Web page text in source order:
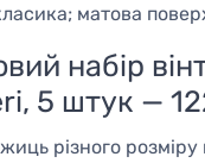
матова
набір
5 штук —
різного